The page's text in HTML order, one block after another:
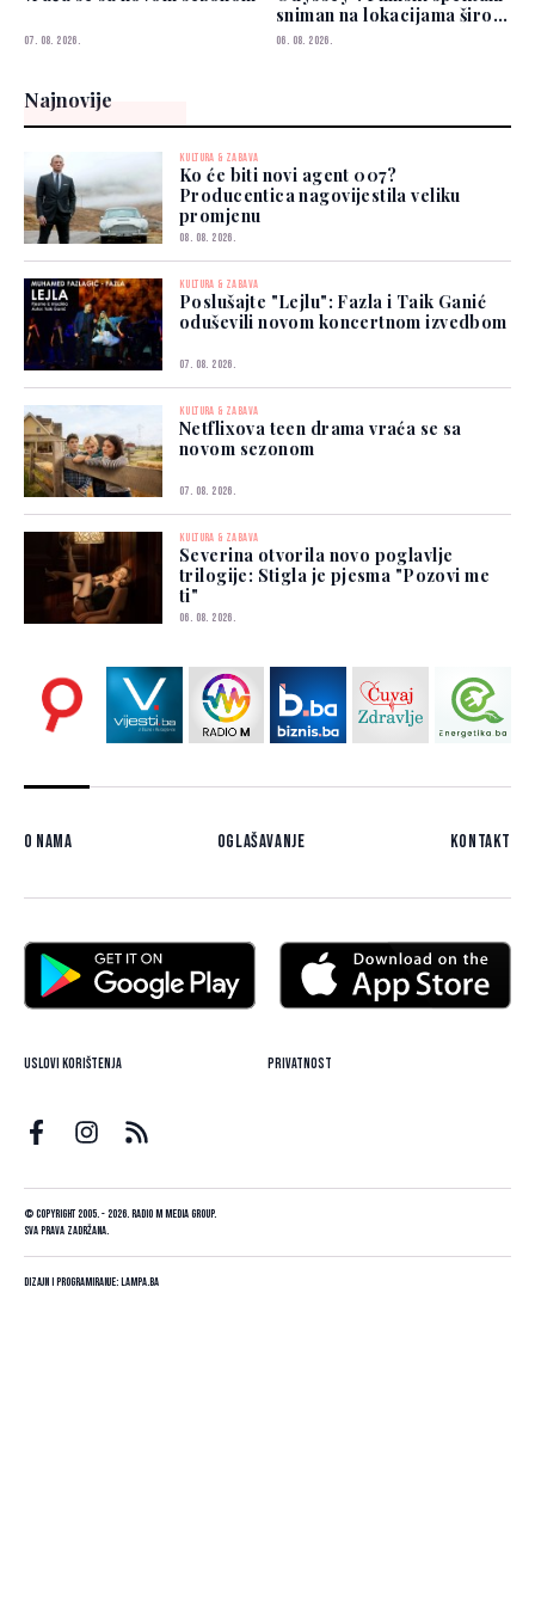
07. 08. 2026.
sniman na lokacijama širom
svijeta
06. 08. 2026.
Najnovije
KULTURA & ZABAVA
Ko će biti novi agent 007?
Producentica nagovijestila veliku
promjenu
08. 08. 2026.
KULTURA & ZABAVA
Poslušajte "Lejlu": Fazla i Taik Ganić
oduševili novom koncertnom izvedbom
07. 08. 2026.
KULTURA & ZABAVA
Netflixova teen drama vraća se sa
novom sezonom
07. 08. 2026.
KULTURA & ZABAVA
Severina otvorila novo poglavlje
trilogije: Stigla je pjesma "Pozovi me
ti"
06. 08. 2026.
O nama Oglašavanje Kontakt
Uslovi korištenja Privatnost
© Copyright 2005. - 2026. Radio M Media Group.
Sva prava zadržana.
Dizajn i programiranje: Lampa.ba